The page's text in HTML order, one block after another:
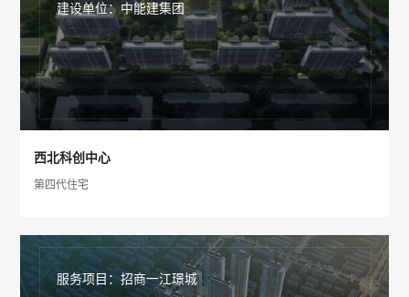
建设单位：中能建集团
西北科创中心
第四代住宅
服务项目：招商一江璟城